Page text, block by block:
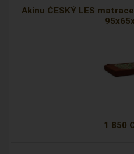
Akinu ČESKÝ LES
1 850